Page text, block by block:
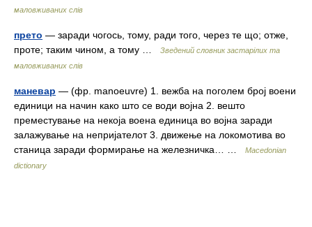
маловживаних слів
прето — заради чогось, тому, ради того, через те що; отже,
проте; таким чином, а тому …
Зведений словник застарілих та
маловживаних слів
маневар — (фр. manoeuvre) 1. вежба на поголем број воени
единици на начин како што се води војна 2. вешто
преместување на некоја воена единица во војна заради
залажување на непријателот 3. движење на локомотива во
станица заради формирање на железничка… …
Macedonian
dictionary